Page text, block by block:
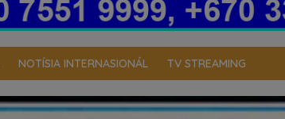
NOTÍSIA INTERNASIONÁL TV STREAMING